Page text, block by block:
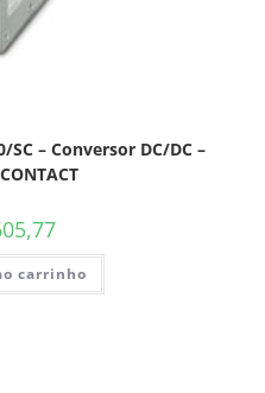
SC – Conversor DC/DC –
carrinho